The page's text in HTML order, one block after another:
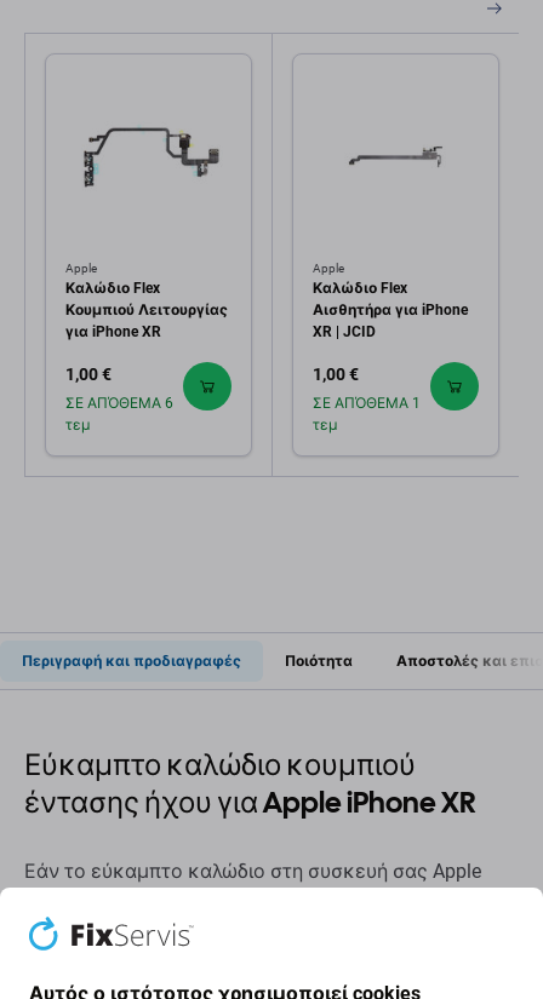
Apple
Καλώδιο Flex
Κουμπιού Λειτουργίας
για iPhone XR
1,00 €
ΣΕ ΑΠΌΘΕΜΑ 6
τεμ
Apple
Καλώδιο Flex
Αισθητήρα για iPhone
XR | JCID
1,00 €
ΣΕ ΑΠΌΘΕΜΑ 1
τεμ
Περιγραφή και προδιαγραφές Ποιότητα Αποστολές και
Εύκαμπτο καλώδιο κουμπιού
έντασης ήχου για Apple iPhone XR
Εάν το εύκαμπτο καλώδιο στη συσκευή σας Apple
που χρειάζεστε για να επαναφέρετε τη συσκευή σας
σε λειτουργία.
Αυτός ο ιστότοπος χρησιμοποιεί cookies